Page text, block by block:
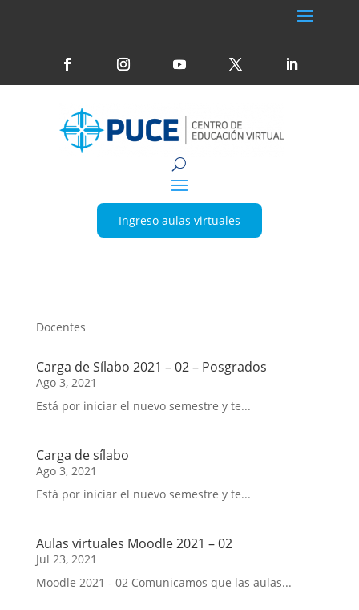
Ingreso aulas virtuales
Docentes
Carga de Sílabo 2021 – 02 – Posgrados
Ago 3, 2021
Está por iniciar el nuevo semestre y te...
Carga de sílabo
Ago 3, 2021
Está por iniciar el nuevo semestre y te...
Aulas virtuales Moodle 2021 – 02
Jul 23, 2021
Moodle 2021 - 02 Comunicamos que las aulas...